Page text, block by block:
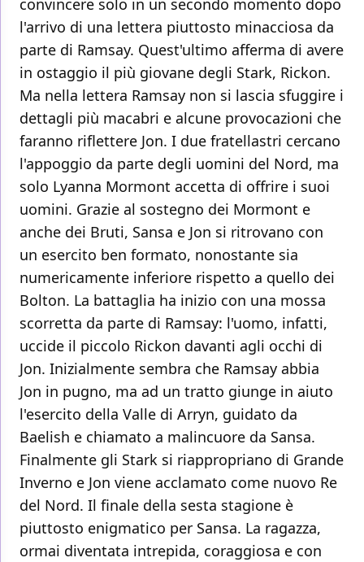
l'arrivo di una lettera piuttosto minacciosa da
parte di Ramsay. Quest'ultimo afferma di avere
in ostaggio il più giovane degli Stark, Rickon.
Ma nella lettera Ramsay non si lascia sfuggire i
dettagli più macabri e alcune provocazioni che
faranno riflettere Jon. I due fratellastri cercano
l'appoggio da parte degli uomini del Nord, ma
solo Lyanna Mormont accetta di offrire i suoi
uomini. Grazie al sostegno dei Mormont e
anche dei Bruti, Sansa e Jon si ritrovano con
un esercito ben formato, nonostante sia
numericamente inferiore rispetto a quello dei
Bolton. La battaglia ha inizio con una mossa
scorretta da parte di Ramsay: l'uomo, infatti,
uccide il piccolo Rickon davanti agli occhi di
Jon. Inizialmente sembra che Ramsay abbia
Jon in pugno, ma ad un tratto giunge in aiuto
l'esercito della Valle di Arryn, guidato da
Baelish e chiamato a malincuore da Sansa.
Finalmente gli Stark si riappropriano di Grande
Inverno e Jon viene acclamato come nuovo Re
del Nord. Il finale della sesta stagione è
piuttosto enigmatico per Sansa. La ragazza,
ormai diventata intrepida, coraggiosa e con